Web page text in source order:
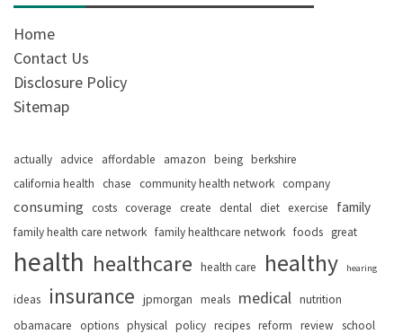
Home
Contact Us
Disclosure Policy
Sitemap
actually advice affordable amazon being berkshire
california health chase community health network company
consuming costs coverage create dental diet exercise family
family health care network family healthcare network foods great
health healthcare health care healthy hearing
ideas insurance jpmorgan meals medical nutrition
obamacare options physical policy recipes reform review school